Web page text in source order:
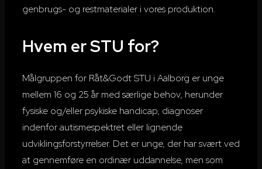
genbrugs- og restmaterialer i vores produktion.
Hvem er STU for?
Målgruppen for Råt&Godt STU i Aalborg er unge
mellem 16 og 25 år med særlige behov, herunder
fysiske og/eller psykiske handicap, diagnoser
indenfor autismespektret eller lignende
udviklingsforstyrrelser. Det er unge, der har svært ved
at gennemføre en ordinær uddannelse, men som